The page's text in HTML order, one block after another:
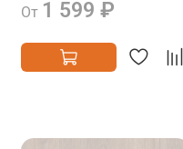
От 1 599 ₽